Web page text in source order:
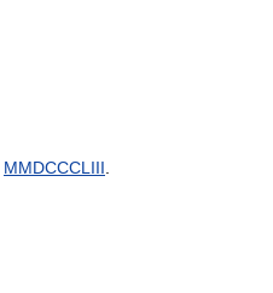
MMDCCCLIII